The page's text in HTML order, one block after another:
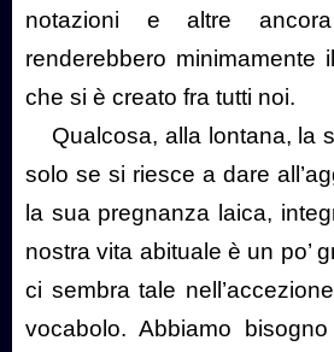
notazioni e altre
renderebbero minimamente
che si è creato fra tutti noi.
Qualcosa, alla lontana, la
solo se si riesce a dare
la sua pregnanza laica,
nostra vita abituale è un po’
ci sembra tale
vocabolo. Abbiamo